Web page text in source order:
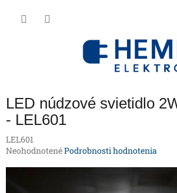
LED núdzové svietidlo
- LEL601
LEL601
Priemerné
NeohodnotenéPodrobnosti hodnotenia